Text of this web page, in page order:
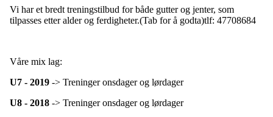
Vi har et bredt treningstilbud for både gutter og jenter, som
tilpasses etter alder og ferdigheter.(Tab for å godta)tlf: 47708684
Våre mix lag:
U7 - 2019 -> Treninger onsdager og lørdager
U8 - 2018 -> Treninger onsdager og lørdager